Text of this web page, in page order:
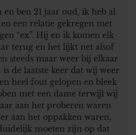
ben 21 jaar oud, ik heb al
een relatie gekregen met
“ex”. Hij en ik komen elk
terug en het lijkt net alsof
steeds maar weer bij elkaar
de laatste keer dat wij weer
heel fout gelopen en bleek
met een dame terwijl wij
aan het proberen waren
aan het oppakken waren,
moeten zijn op dat